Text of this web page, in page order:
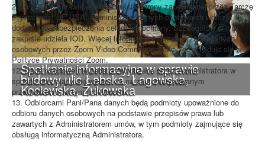
Spotkanie informacyjne w sprawie
budowy ulic Łebska, Łagowska,
Kociewska, Żukowska
2016/1250 w sprawie adekwatności ochrony zapewnianej przez Tarczę
Prywatności UE-USA, Administrator danych osobowych wdrożył
dodatkowe zabezpieczenia celem ich ochrony. Szczegółów w tym
zakresie udziela IOD. Więcej informacji nt. przetwarzania danych
osobowych przez Zoom Video Communications, Inc znajduje się w
Polityce Prywatności Zoom.
12. Dane osobowe nie będą przetwarzane przez Administratora w
sposób opierający się wyłącznie na zautomatyzowanym
przetwarzaniu, w tym profilowaniu.
13. Odbiorcami Pani/Pana danych będą podmioty upoważnione do
odbioru danych osobowych na podstawie przepisów prawa lub
zawartych z Administratorem umów, w tym podmioty zajmujące się
obsługą informatyczną Administratora.